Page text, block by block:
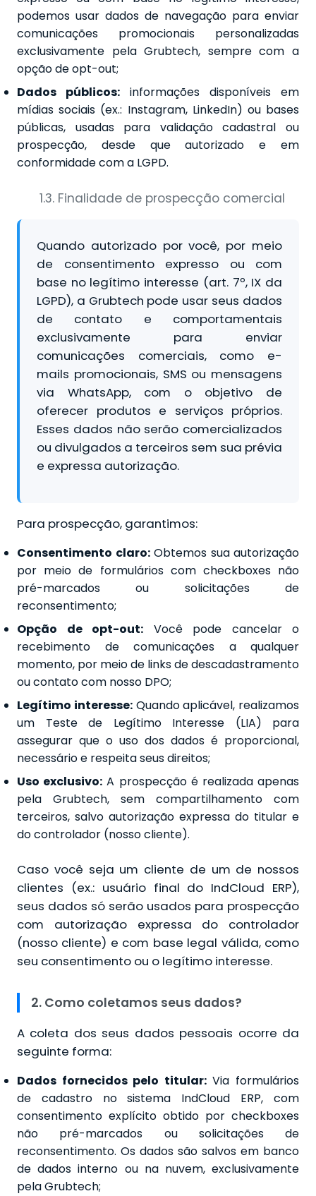
podemos usar dados de navegação para enviar
comunicações promocionais personalizadas
exclusivamente pela Grubtech, sempre com a
opção de opt-out;
Dados públicos: informações disponíveis em
mídias sociais (ex.: Instagram, LinkedIn) ou bases
públicas, usadas para validação cadastral ou
prospecção, desde que autorizado e em
conformidade com a LGPD.
1.3. Finalidade de prospecção comercial
Quando autorizado por você, por meio
de consentimento expresso ou com
base no legítimo interesse (art. 7º, IX da
LGPD), a Grubtech pode usar seus dados
de contato e comportamentais
exclusivamente para enviar
comunicações comerciais, como e-
mails promocionais, SMS ou mensagens
via WhatsApp, com o objetivo de
oferecer produtos e serviços próprios.
Esses dados não serão comercializados
ou divulgados a terceiros sem sua prévia
e expressa autorização.
Para prospecção, garantimos:
Consentimento claro:Obtemos sua autorização
por meio de formulários com checkboxes não
pré-marcados ou solicitações de
reconsentimento;
Opção de opt-out: Você pode cancelar o
recebimento de comunicações a qualquer
momento, por meio de links de descadastramento
ou contato com nosso DPO;
Legítimo interesse:Quando aplicável, realizamos
um Teste de Legítimo Interesse (LIA) para
assegurar que o uso dos dados é proporcional,
necessário e respeita seus direitos;
Uso exclusivo: A prospecção é realizada apenas
pela Grubtech, sem compartilhamento com
terceiros, salvo autorização expressa do titular e
do controlador (nosso cliente).
Caso você seja um cliente de um de nossos
clientes (ex.: usuário final do IndCloud ERP),
seus dados só serão usados para prospecção
com autorização expressa do controlador
(nosso cliente) e com base legal válida, como
seu consentimento ou o legítimo interesse.
2. Como coletamos seus dados?
A coleta dos seus dados pessoais ocorre da
seguinte forma:
Dados fornecidos pelo titular:Via formulários
de cadastro no sistema IndCloud ERP, com
consentimento explícito obtido por checkboxes
não pré-marcados ou solicitações de
reconsentimento. Os dados são salvos em banco
de dados interno ou na nuvem, exclusivamente
pela Grubtech;